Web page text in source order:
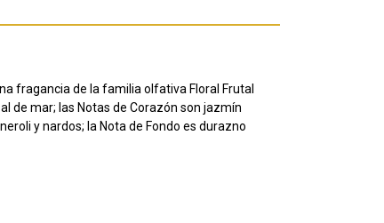
fragancia de la familia olfativa Floral Frutal
de mar; las Notas de Corazón son jazmín
y nardos; la Nota de Fondo es durazno